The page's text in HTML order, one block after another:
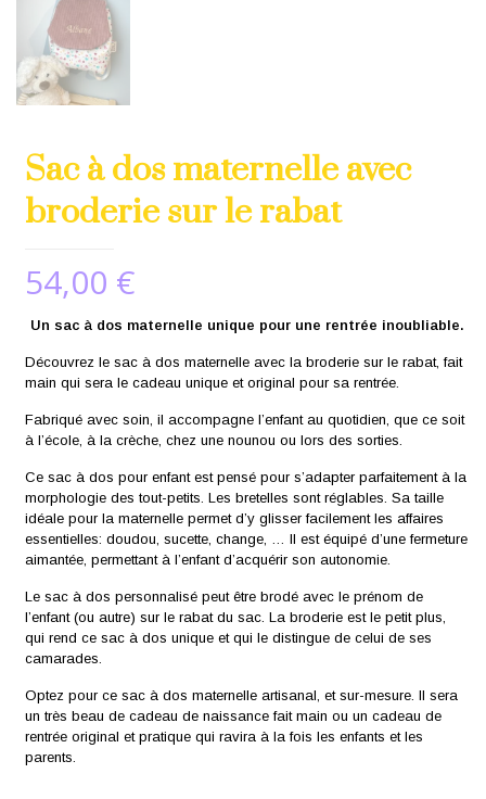
Sac à dos maternelle avec
broderie sur le rabat
54,00 €
Un sac à dos maternelle unique pour une rentrée inoubliable.
Découvrez le sac à dos maternelle avec la broderie sur le rabat, fait
main qui sera le cadeau unique et original pour sa rentrée.
Fabriqué avec soin, il accompagne l’enfant au quotidien, que ce soit
à l’école, à la crèche, chez une nounou ou lors des sorties.
Ce sac à dos pour enfant est pensé pour s’adapter parfaitement à la
morphologie des tout-petits. Les bretelles sont réglables. Sa taille
idéale pour la maternelle permet d’y glisser facilement les affaires
essentielles: doudou, sucette, change, … Il est équipé d’une fermeture
aimantée, permettant à l’enfant d’acquérir son autonomie.
Le sac à dos personnalisé peut être brodé avec le prénom de
l’enfant (ou autre) sur le rabat du sac. La broderie est le petit plus,
qui rend ce sac à dos unique et qui le distingue de celui de ses
camarades.
Optez pour ce sac à dos maternelle artisanal, et sur-mesure. Il sera
un très beau de cadeau de naissance fait main ou un cadeau de
rentrée original et pratique qui ravira à la fois les enfants et les
parents.